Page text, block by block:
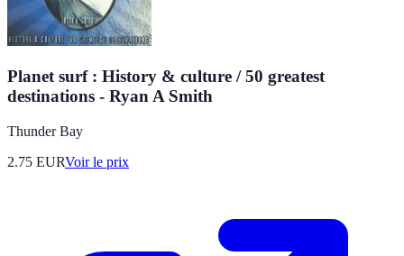
Planet surf : History & culture / 50 greatest
destinations - Ryan A Smith
Thunder Bay
2.75 EURVoir le prix